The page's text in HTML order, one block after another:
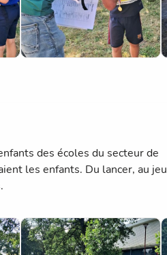
des écoles du secteur de
les enfants. Du lancer, au jeu